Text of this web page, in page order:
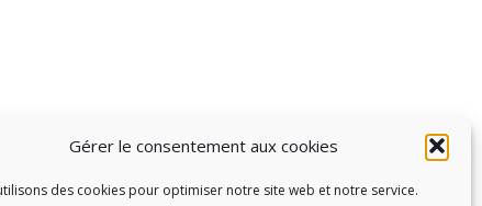
Gérer le consentement aux cookies
des cookies pour optimiser notre site web et notre service.